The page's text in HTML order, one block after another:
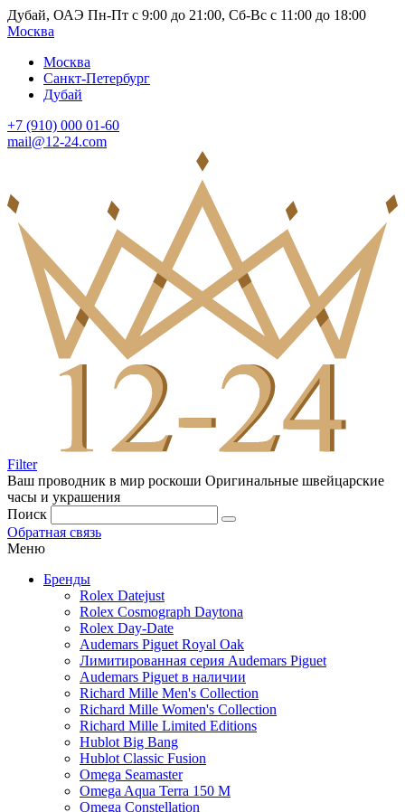
Дубай, ОАЭ Пн-Пт с 9:00 до 21:00, Сб-Вс с 11:00 до 18:00
Москва
Москва
Санкт-Петербург
Дубай
+7 (910) 000 01-60
mail@12-24.com
Filter
Ваш проводник в мир роскоши Оригинальные швейцарские
часы и украшения
Поиск
Обратная связь
Меню
Бренды
Rolex Datejust
Rolex Cosmograph Daytona
Rolex Day-Date
Audemars Piguet Royal Oak
Лимитированная серия Audemars Piguet
Audemars Piguet в наличии
Richard Mille Men's Collection
Richard Mille Women's Collection
Richard Mille Limited Editions
Hublot Big Bang
Hublot Classic Fusion
Omega Seamaster
Omega Aqua Terra 150 M
Omega Constellation